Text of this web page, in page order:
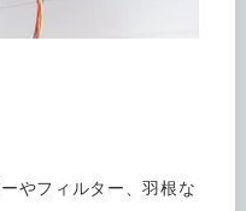
やフィルター、羽根な